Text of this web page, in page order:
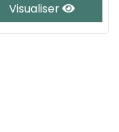
Visualiser